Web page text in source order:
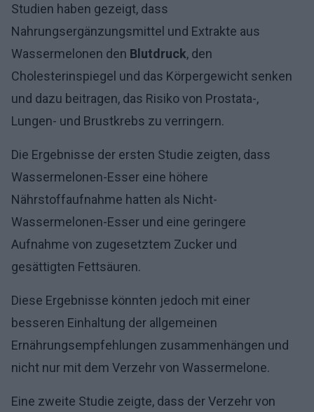
Studien haben gezeigt, dass
Nahrungsergänzungsmittel und Extrakte aus
Wassermelonen den Blutdruck, den
Cholesterinspiegel und das Körpergewicht senken
und dazu beitragen, das Risiko von Prostata-,
Lungen- und Brustkrebs zu verringern.
Die Ergebnisse der ersten Studie zeigten, dass
Wassermelonen-Esser eine höhere
Nährstoffaufnahme hatten als Nicht-
Wassermelonen-Esser und eine geringere
Aufnahme von zugesetztem Zucker und
gesättigten Fettsäuren.
Diese Ergebnisse könnten jedoch mit einer
besseren Einhaltung der allgemeinen
Ernährungsempfehlungen zusammenhängen und
nicht nur mit dem Verzehr von Wassermelone.
Eine zweite Studie zeigte, dass der Verzehr von